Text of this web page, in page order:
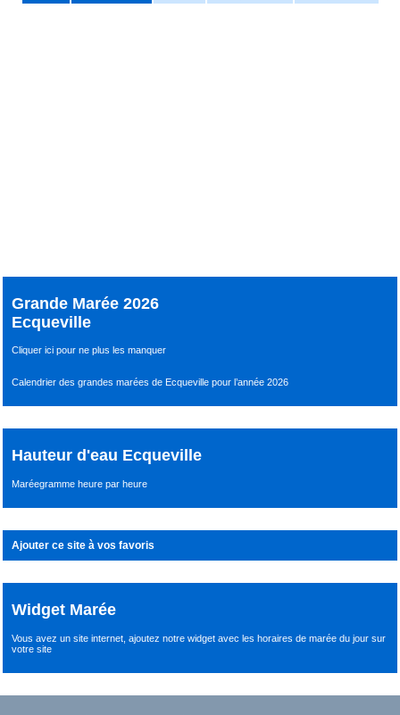
Grande Marée 2026
Ecqueville
Cliquer ici pour ne plus les manquer
Calendrier des grandes marées de Ecqueville pour l’année 2026
Hauteur d'eau Ecqueville
Maréegramme heure par heure
Ajouter ce site à vos favoris
Widget Marée
Vous avez un site internet,ajoutez notre widget avec les horaires de marée du joursur
votre site